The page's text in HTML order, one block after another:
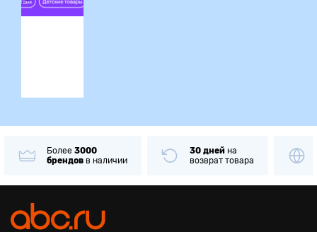
Более 3000
брендов в наличии
30 дней на
возврат товара